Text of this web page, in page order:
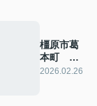
橿原市葛
本町 土
地
2026.02.26